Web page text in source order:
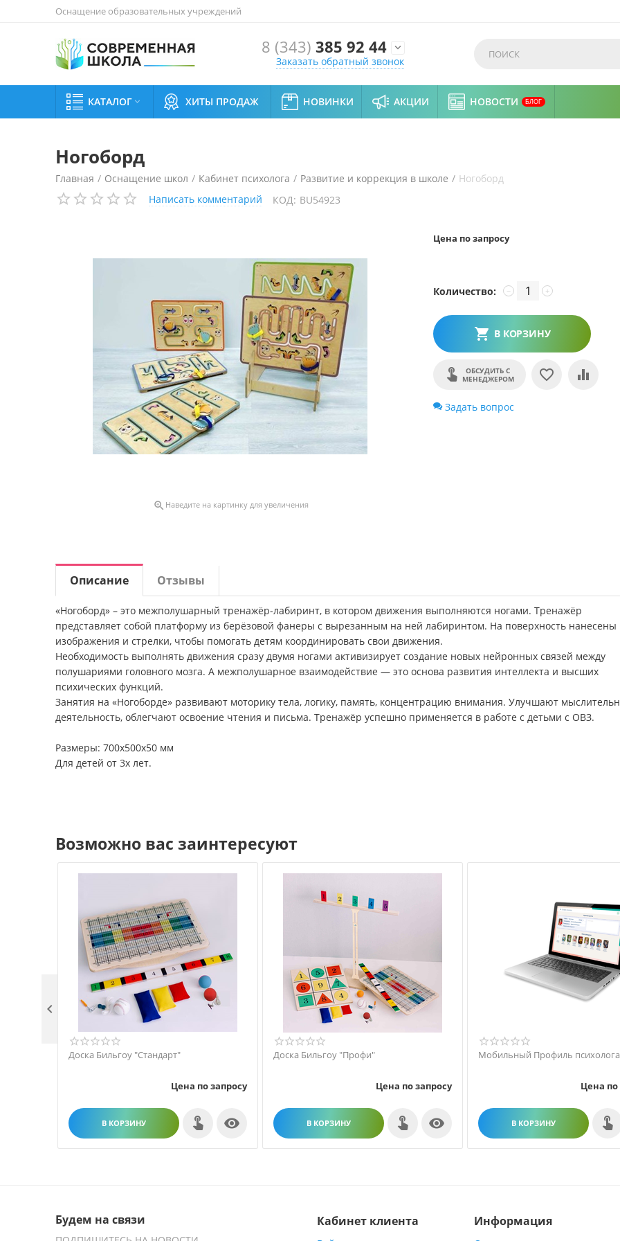
Оснащение образовательных учреждений
8 (343) 385 92 44 
Заказать обратный звонок
КАТАЛОГ  ХИТЫ ПРОДАЖ НОВИНКИ АКЦИИ НОВОСТИ БЛОГ
Ногоборд
Главная / Оснащение школ / Кабинет психолога / Развитие и коррекция в школе / Ногоборд
Написать комментарий
КОД: BU54923
 Наведите на картинку для увеличения
Цена по запросу
Количество: +
−
В КОРЗИНУ
ОБСУДИТЬ С
МЕНЕДЖЕРОМ
Задать вопрос
Описание Отзывы
«Ногоборд» – это межполушарный тренажёр-лабиринт, в котором движения выполняются ногами. Тренажёр
представляет собой платформу из берёзовой фанеры с вырезанным на ней лабиринтом. На поверхность нанесены
изображения и стрелки, чтобы помогать детям координировать свои движения.
Необходимость выполнять движения сразу двумя ногами активизирует создание новых нейронных связей между
полушариями головного мозга. А межполушарное взаимодействие — это основа развития интеллекта и высших
психических функций.
Занятия на «Ногоборде» развивают моторику тела, логику, память, концентрацию внимания. Улучшают
деятельность, облегчают освоение чтения и письма. Тренажёр успешно применяется в работе с детьми с ОВЗ.
Размеры: 700х500х50 мм
Для детей от 3х лет.
Возможно вас заинтересуют
Доска Бильгоу "Стандарт"
Цена по запросу
В КОРЗИНУ 
Доска Бильгоу "Профи"
Цена по запросу
В КОРЗИНУ 
Мобильный Профиль
Цена по
В КОРЗИНУ

Будем на связи Кабинет клиента Информация